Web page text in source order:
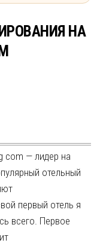
НА
com — лидер на
отельный
первый отель я
всего. Первое